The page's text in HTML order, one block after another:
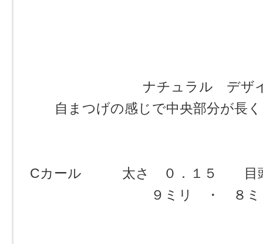
ナチュラル デザ
自まつげの感じで中央部分が長
Cカール 太さ ０．１５ 目
９ミリ ・ ８ミ